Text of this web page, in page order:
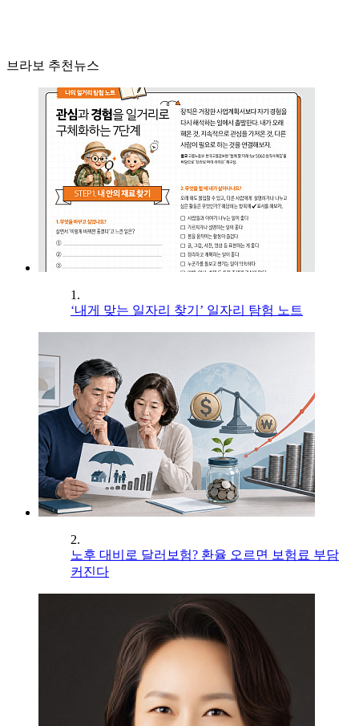
브라보 추천뉴스
1.
‘내게 맞는 일자리 찾기’ 일자리 탐험 노트
2.
노후 대비로 달러보험? 환율 오르면 보험료 부담
커진다